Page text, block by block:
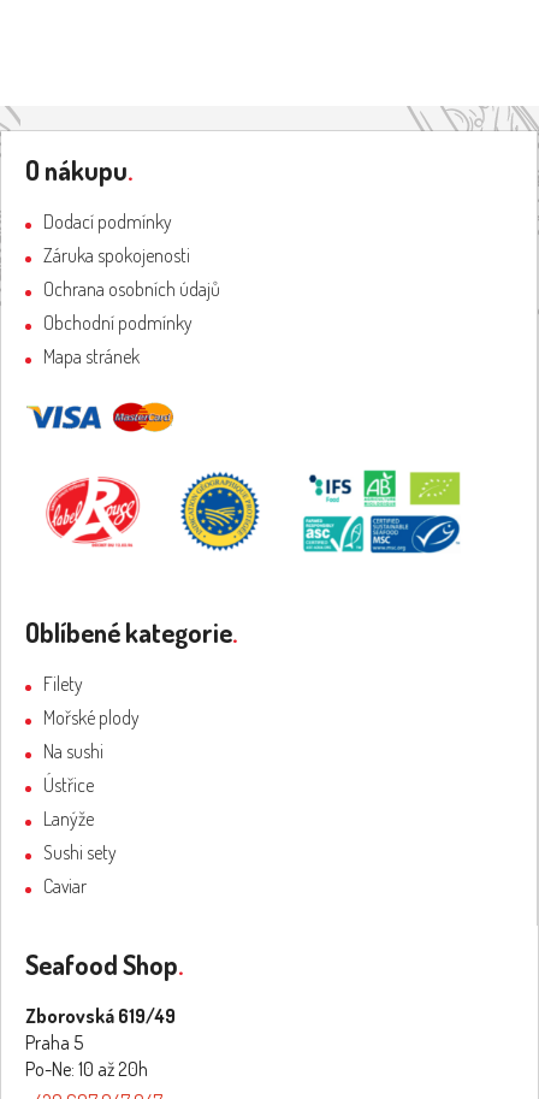
Z
a
t
í
O nákupu.
Dodací podmínky
Záruka spokojenosti
Ochrana osobních údajů
Obchodní podmínky
Mapa stránek
Oblíbené kategorie.
Filety
Mořské plody
Na sushi
Ústřice
Lanýže
Sushi sety
Caviar
Seafood Shop.
Zborovská 619/49
Praha 5
Po-Ne: 10 až 20h